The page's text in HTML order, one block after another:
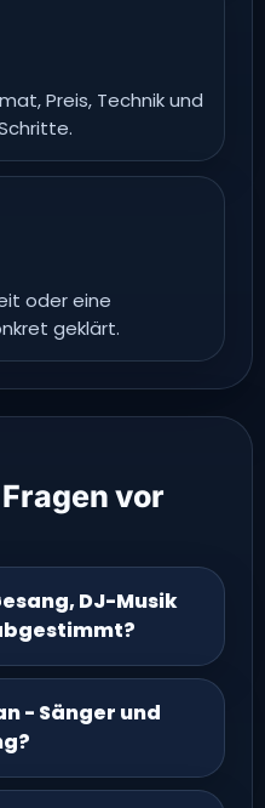
Preis, Technik und
oder eine
geklärt.
vor
DJ-Musik
- Sänger und